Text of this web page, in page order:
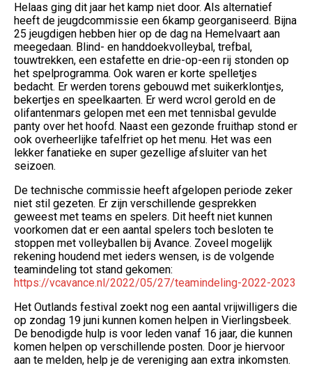
Helaas ging dit jaar het kamp niet door. Als alternatief
heeft de jeugdcommissie een 6kamp georganiseerd. Bijna
25 jeugdigen hebben hier op de dag na Hemelvaart aan
meegedaan. Blind- en handdoekvolleybal, trefbal,
touwtrekken, een estafette en drie-op-een rij stonden op
het spelprogramma. Ook waren er korte spelletjes
bedacht. Er werden torens gebouwd met suikerklontjes,
bekertjes en speelkaarten. Er werd wcrol gerold en de
olifantenmars gelopen met een met tennisbal gevulde
panty over het hoofd. Naast een gezonde fruithap stond er
ook overheerlijke tafelfriet op het menu. Het was een
lekker fanatieke en super gezellige afsluiter van het
seizoen.
De technische commissie heeft afgelopen periode zeker
niet stil gezeten. Er zijn verschillende gesprekken
geweest met teams en spelers. Dit heeft niet kunnen
voorkomen dat er een aantal spelers toch besloten te
stoppen met volleyballen bij Avance. Zoveel mogelijk
rekening houdend met ieders wensen, is de volgende
teamindeling tot stand gekomen:
https://vcavance.nl/2022/05/27/teamindeling-2022-2023
Het Outlands festival zoekt nog een aantal vrijwilligers die
op zondag 19 juni kunnen komen helpen in Vierlingsbeek.
De benodigde hulp is voor leden vanaf 16 jaar, die kunnen
komen helpen op verschillende posten. Door je hiervoor
aan te melden, help je de vereniging aan extra inkomsten.